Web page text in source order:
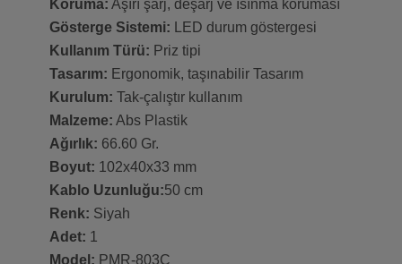
Koruma: Aşırı şarj, deşarj ve ısınma koruması
Gösterge Sistemi: LED durum göstergesi
Kullanım Türü: Priz tipi
Tasarım: Ergonomik, taşınabilir Tasarım
Kurulum: Tak-çalıştır kullanım
Malzeme: Abs Plastik
Ağırlık: 66.60 Gr.
Boyut: 102x40x33 mm
Kablo Uzunluğu:50 cm
Renk: Siyah
Adet: 1
Model: PMR-803C